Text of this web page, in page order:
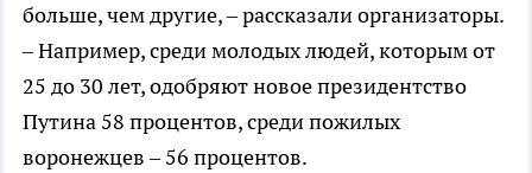
больше, чем другие, – рассказали организаторы.
– Например, среди молодых людей, которым от
25 до 30 лет, одобряют новое президентство
Путина 58 процентов, среди пожилых
воронежцев – 56 процентов.